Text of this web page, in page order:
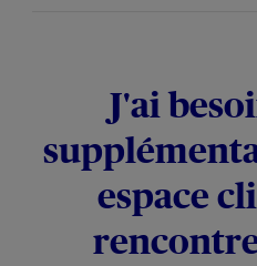
J'ai
espace